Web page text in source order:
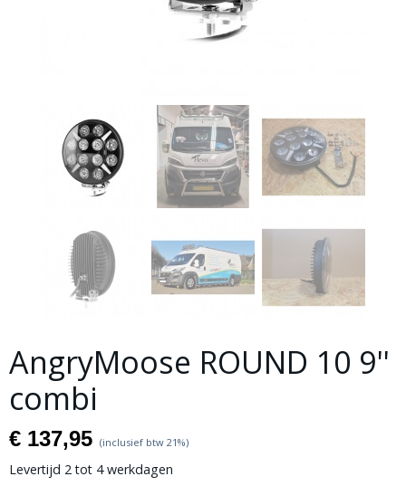
AngryMoose ROUND 10 9''
combi
€ 137,95 (inclusief btw 21%)
Levertijd 2 tot 4 werkdagen